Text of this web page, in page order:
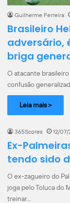
Guilherme Ferreira
Brasileiro
adversário,
briga
O atacante
confusão
Leia mais >
365Scores 12/
Ex-
tendo sido
O ex-zagueiro do
joga pelo Toluca do
treinar…